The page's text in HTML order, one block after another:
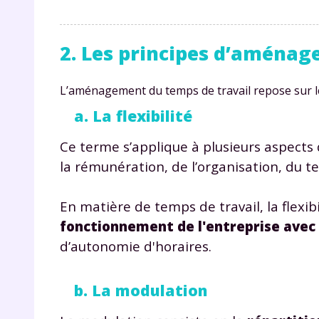
2. Les principes
L’aménagement du temps de travail repose
a. La flexibilité
Ce terme s’applique à plusieurs
la rémunération, de l’organisation, du
En matière de temps de travail, la
fonctionnement de l'entreprise
d’autonomie d'horaires.
b. La modulation
* Votre
vos